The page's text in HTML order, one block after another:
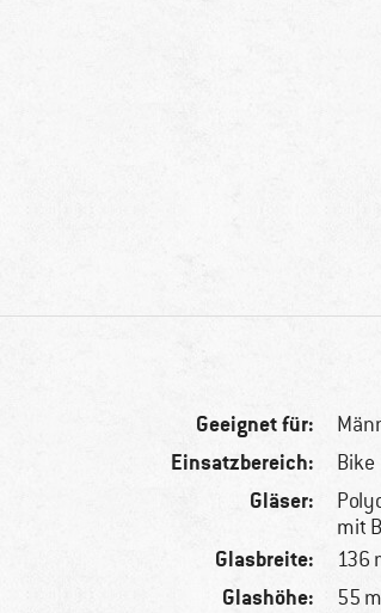
Geeignet für:
Einsatzbereich: Bike
Gläser:
mit
Glasbreite: 136
Glashöhe: 55